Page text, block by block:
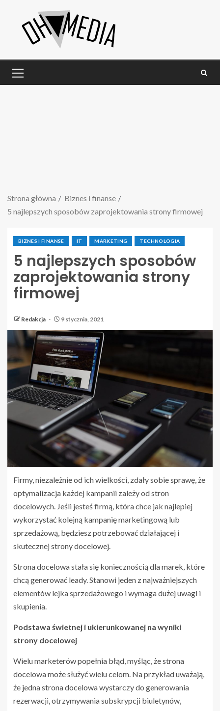
Strona główna
Biznes i finanse
5 najlepszych sposobów zaprojektowania strony firmowej
BIZNES I FINANSE IT MARKETING TECHNOLOGIA
5 najlepszych sposobów
zaprojektowania strony
firmowej
Redakcja 9 stycznia, 2021
Firmy, niezależnie od ich wielkości, zdały sobie sprawę, że
optymalizacja każdej kampanii zależy od stron
docelowych. Jeśli jesteś firmą, która chce jak najlepiej
wykorzystać kolejną kampanię marketingową lub
sprzedażową, będziesz potrzebować działającej i
skutecznej strony docelowej.
Strona docelowa stała się koniecznością dla marek, które
chcą generować leady. Stanowi jeden z najważniejszych
elementów lejka sprzedażowego i wymaga dużej uwagi i
skupienia.
Podstawa świetnej i ukierunkowanej na wyniki
strony docelowej
Wielu marketerów popełnia błąd, myśląc, że strona
docelowa może służyć wielu celom. Na przykład uważają,
że jedna strona docelowa wystarczy do generowania
rezerwacji, otrzymywania subskrypcji biuletynów,